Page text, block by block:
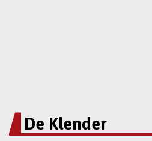
De Klender